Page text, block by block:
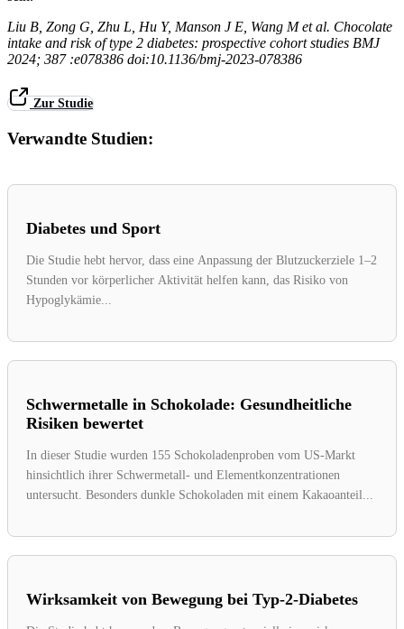
Liu B Zong G Zhu L Hu Y, Manson J E Wang Met al. Chocolate
intake and risk of type 2 diabetes: prospective cohort studies BMJ
2024; 387 :e078386 doi:10.1136/bmj-2023-078386
Zur Studie
Verwandte Studien:
Diabetes und Sport
Die Studie hebt hervor, dass eine Anpassung der Blutzuckerziele 1–2
Stunden vor körperlicher Aktivität helfen kann, das Risiko von
Hypoglykämie...
Schwermetalle in Schokolade: Gesundheitliche
Risiken bewertet
In dieser Studie wurden 155 Schokoladenproben vom US-Markt
hinsichtlich ihrer Schwermetall- und Elementkonzentrationen
untersucht. Besonders dunkle Schokoladen mit einem Kakaoanteil...
Wirksamkeit von Bewegung bei Typ-2-Diabetes